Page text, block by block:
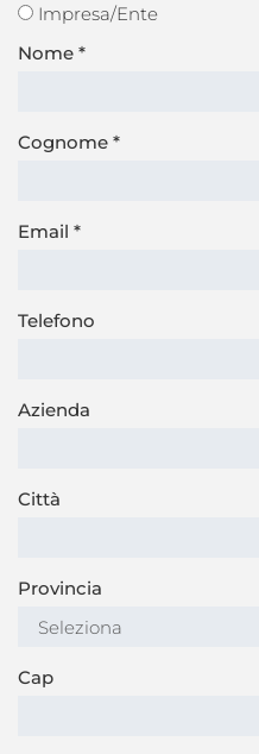
Impresa/Ente
Nome *
Cognome *
Email *
Telefono
Azienda
Città
Provincia
Cap